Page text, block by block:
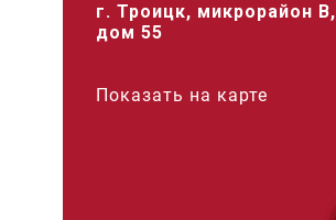
г. Троицк, микрорайон В,
дом 55
Показать на карте